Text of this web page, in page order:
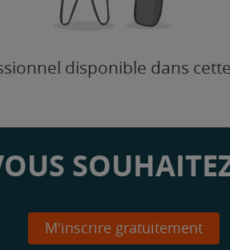
disponible dans
M'inscrire gratuitement